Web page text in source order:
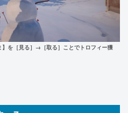
】を［見る］→［取る］ことでトロフィー獲